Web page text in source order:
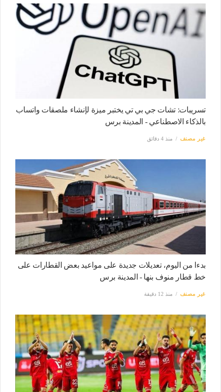
تسريبات: تشات جي بي تي يختبر ميزة لإنشاء ملصقات واتساب
بالذكاء الاصطناعي - المدينة برس
غير مصنف منذ 4 دقائق
بدءا من اليوم، تعديلات جديدة على مواعيد بعض القطارات على
خط قطار منوف بنها - المدينة برس
غير مصنف منذ 12 دقيقة